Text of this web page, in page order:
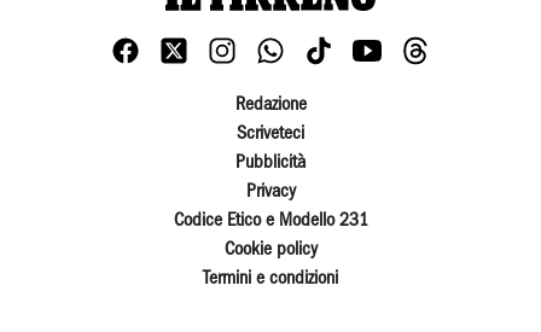
Redazione
Scriveteci
Pubblicità
Privacy
Codice Etico e Modello 231
Cookie policy
Termini e condizioni